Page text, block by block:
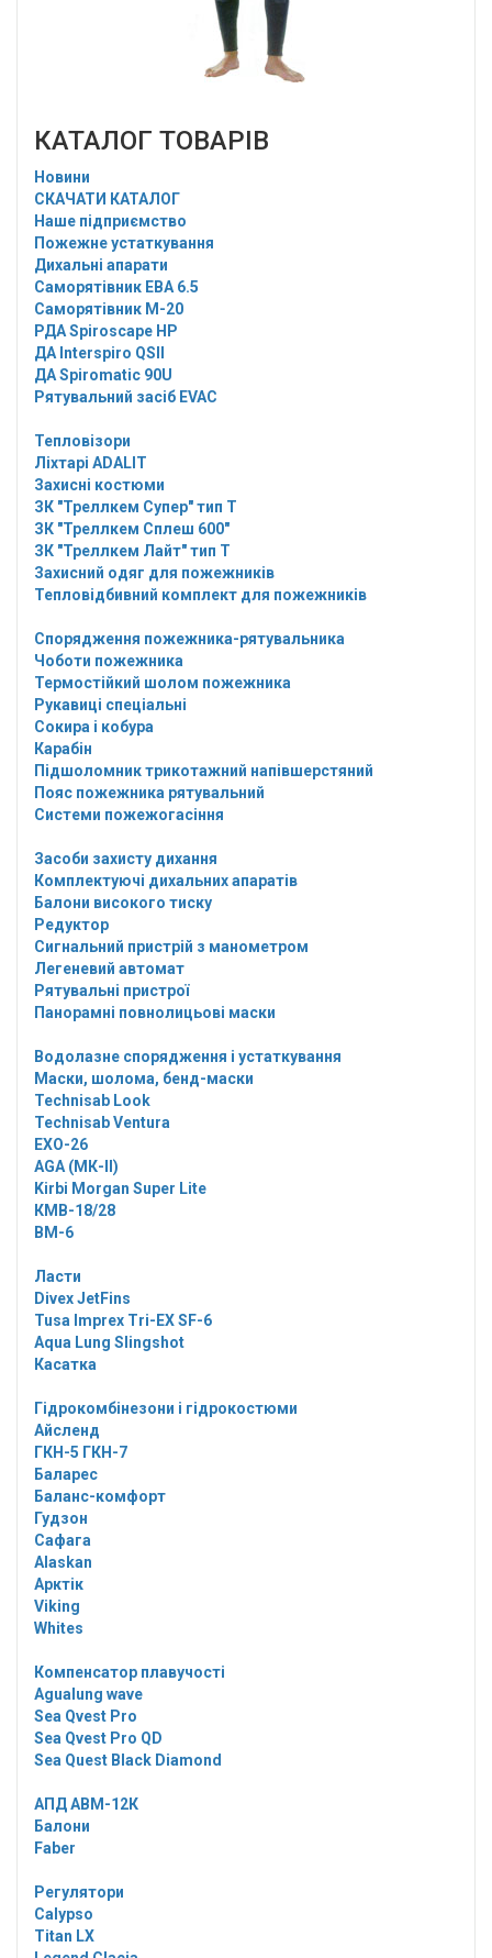
КАТАЛОГ ТОВАРІВ
Новини
СКАЧАТИ КАТАЛОГ
Наше підприємство
Пожежне устаткування
Дихальні апарати
Саморятівник EBA 6.5
Саморятівник M-20
РДА Spiroscape HP
ДА Interspiro QSII
ДА Spiromatic 90U
Рятувальний засіб EVAC
Тепловізори
Ліхтарі ADALIT
Захисні костюми
ЗК "Треллкем Супер" тип Т
ЗК "Треллкем Сплеш 600"
ЗК "Треллкем Лайт" тип Т
Захисний одяг для пожежників
Тепловідбивний комплект для пожежників
Спорядження пожежника-рятувальника
Чоботи пожежника
Термостійкий шолом пожежника
Рукавиці спеціальні
Сокира і кобура
Карабін
Підшоломник трикотажний напівшерстяний
Пояс пожежника рятувальний
Системи пожежогасіння
Засоби захисту дихання
Комплектуючі дихальних апаратів
Балони високого тиску
Редуктор
Сигнальний пристрій з манометром
Легеневий автомат
Рятувальні пристрої
Панорамні повнолицьові маски
Водолазне спорядження і устаткування
Маски, шолома, бенд-маски
Technisab Look
Technisab Ventura
EXO-26
AGA (МК-II)
Kirbi Morgan Super Lite
КМВ-18/28
ВМ-6
Ласти
Divex JetFins
Tusa Imprex Tri-EX SF-6
Aqua Lung Slingshot
Касатка
Гідрокомбінезони і гідрокостюми
Айсленд
ГКН-5 ГКН-7
Баларес
Баланс-комфорт
Гудзон
Сафага
Alaskan
Арктік
Viking
Whites
Компенсатор плавучості
Agualung wave
Sea Qvest Pro
Sea Qvest Pro QD
Sea Quest Black Diamond
АПД АВМ-12К
Балони
Faber
Регулятори
Calypso
Titan LX